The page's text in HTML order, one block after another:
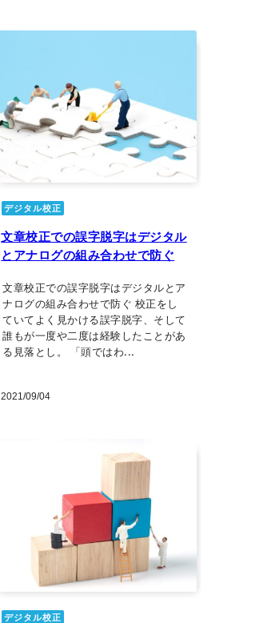
デジタル校正
文章校正での誤字脱字はデジタル
とアナログの組み合わせで防ぐ
文章校正での誤字脱字はデジタルとア
ナログの組み合わせで防ぐ 校正をし
ていてよく見かける誤字脱字、そして
誰もが一度や二度は経験したことがあ
る見落とし。 「頭ではわ...
2021/09/04
デジタル校正